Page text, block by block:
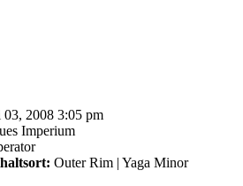
03, 2008 3:05 pm
Imperium
Outer Rim | Yaga Minor